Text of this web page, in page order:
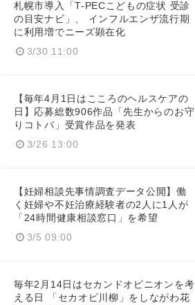
札幌市導入「T-PECこどもの症状 受診
の目安ナビ」、 インフルエンザ流行期
に利用増でニーズ顕在化
3/30 11:00
【毎年4月1日はこころのヘルスケアの
日】応募総数906作品「先生からのお守
りコトバ」受賞作品を発表
3/26 13:00
【妊婦相談先事情調査データ公開】働
く妊婦や不妊治療経験者の2人に1人が
「24時間健康相談窓口」を希望
3/5 09:00
毎年2月14日はセカンドオピニオンを考
える日 「セカオピ川柳」をしながわ花